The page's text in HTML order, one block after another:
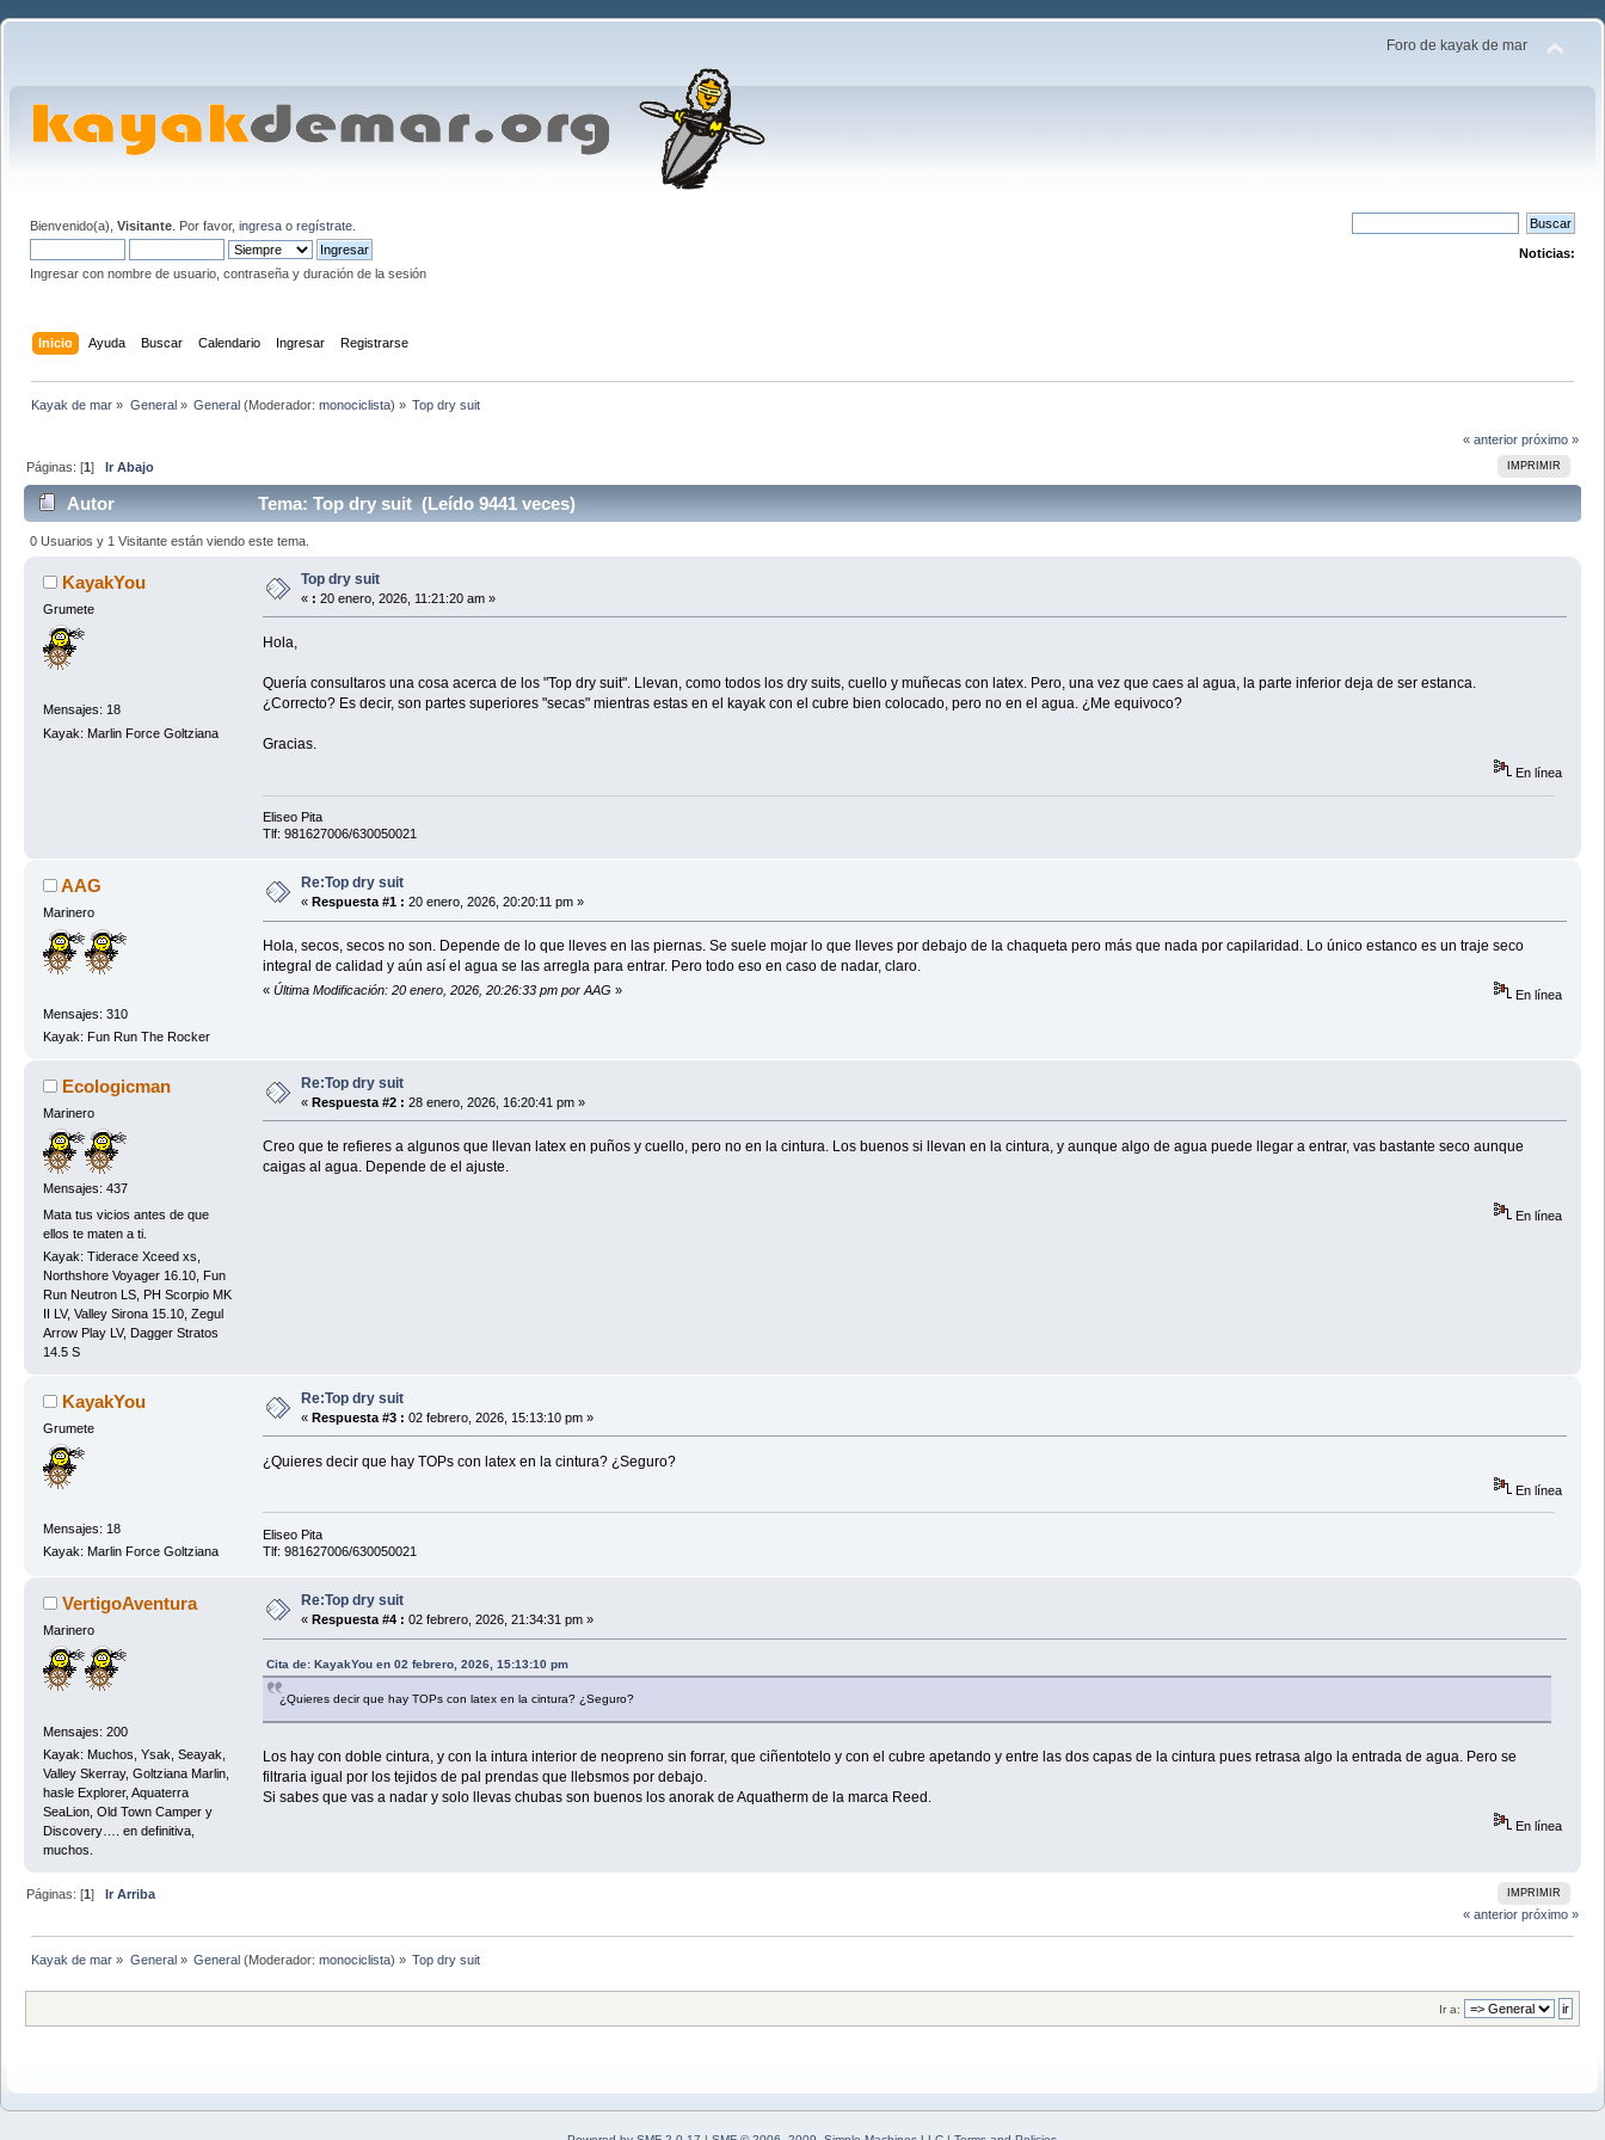
Foro de kayak de mar
Bienvenido(a), Visitante . Por favor, ingresa o regístrate
Ingresar con nombre de usuario, contraseña y duración de la sesión
Noticias:
Inicio Ayuda Buscar Calendario Ingresar Registrarse
Kayak de mar » General» General(Moderador: monociclista) » Top dry suit
« anterior próximo »
IMPRIMIR
Páginas: [1]Ir Abajo
Autor Tema: Top dry suit (Leído 9441 veces)
0 Usuarios y 1 Visitante están viendo este tema.
KayakYou
Grumete
Mensajes: 18
Kayak: Marlin Force Goltziana
Top dry suit
« : 20 enero, 2026, 11:21:20 am »
Hola,
Quería consultaros una cosa acerca de los "Top dry suit". Llevan, como todos los dry suits, cuello y muñecas con latex. Pero, una vez que caes al agua, la parte inferior deja de ser estanca.
¿Correcto? Es decir, son partes superiores "secas" mientras estas en el kayak con el cubre bien colocado, pero no en el agua. ¿Me equivoco?
Gracias.
En línea
Eliseo Pita
Tlf: 981627006/630050021
AAG
Marinero
Mensajes: 310
Kayak: Fun Run The Rocker
Re:Top dry suit
« Respuesta #1 : 20 enero, 2026, 20:20:11 pm »
Hola, secos, secos no son. Depende de lo que lleves en las piernas. Se suele mojar lo que lleves por debajo de la chaqueta pero más que nada por capilaridad. Lo único estanco es un traje seco
integral de calidad y aún así el agua se las arregla para entrar. Pero todo eso en caso de nadar, claro.
« Última Modificación: 20 enero, 2026, 20:26:33 pm por AAG » En línea
Ecologicman
Marinero
Mensajes: 437
Mata tus vicios antes de que
ellos te maten a ti.
Kayak: Tiderace Xceed xs,
Northshore Voyager 16.10, Fun
Run Neutron LS, PH Scorpio MK
II LV, Valley Sirona 15.10, Zegul
Arrow Play LV, Dagger Stratos
14.5 S
Re:Top dry suit
« Respuesta #2 : 28 enero, 2026, 16:20:41 pm »
Creo que te refieres a algunos que llevan latex en puños y cuello, pero no en la cintura. Los buenos si llevan en la cintura, y aunque algo de agua puede llegar a entrar, vas bastante seco aunque
caigas al agua. Depende de el ajuste.
En línea
KayakYou
Grumete
Mensajes: 18
Kayak: Marlin Force Goltziana
Re:Top dry suit
« Respuesta #3 : 02 febrero, 2026, 15:13:10 pm »
¿Quieres decir que hay TOPs con latex en la cintura? ¿Seguro?
En línea
Eliseo Pita
Tlf: 981627006/630050021
VertigoAventura
Marinero
Mensajes: 200
Kayak: Muchos, Ysak, Seayak,
Valley Skerray, Goltziana Marlin,
hasle Explorer, Aquaterra
SeaLion, Old Town Camper y
Discovery…. en definitiva,
muchos.
Re:Top dry suit
« Respuesta #4 : 02 febrero, 2026, 21:34:31 pm »
Cita de: KayakYou en 02 febrero, 2026, 15:13:10 pm
¿Quieres decir que hay TOPs con latex en la cintura? ¿Seguro?
Los hay con doble cintura, y con la intura interior de neopreno sin forrar, que ciñentotelo y con el cubre apetando y entre las dos capas de la cintura pues retrasa algo la entrada de agua. Pero se
filtraria igual por los tejidos de pal prendas que llebsmos por debajo.
Si sabes que vas a nadar y solo llevas chubas son buenos los anorak de Aquatherm de la marca Reed.
En línea
IMPRIMIR
Páginas: [1]Ir Arriba
« anterior próximo »
Kayak de mar » General» General(Moderador: monociclista) » Top dry suit
Ir a: